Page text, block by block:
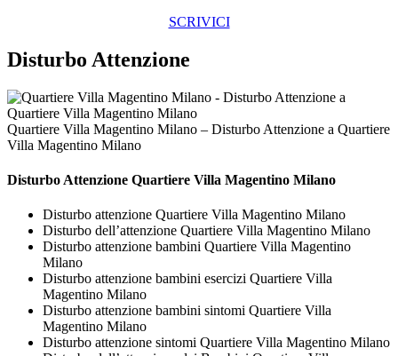
SCRIVICI
Disturbo Attenzione
Quartiere Villa Magentino Milano – Disturbo Attenzione a Quartiere
Villa Magentino Milano
Disturbo Attenzione Quartiere Villa Magentino Milano
Disturbo attenzione Quartiere Villa Magentino Milano
Disturbo dell’attenzione Quartiere Villa Magentino Milano
Disturbo attenzione bambini Quartiere Villa Magentino
Milano
Disturbo attenzione bambini esercizi Quartiere Villa
Magentino Milano
Disturbo attenzione bambini sintomi Quartiere Villa
Magentino Milano
Disturbo attenzione sintomi Quartiere Villa Magentino Milano